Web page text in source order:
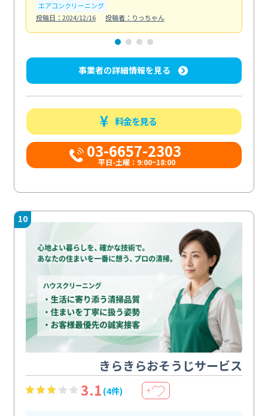
エアコンクリーニング
投稿日：2024/12/16
投稿者：りっちゃん
事業者の詳細情報を見る
料金を見る
03-6657-2303
平日-土曜：9:00~18:00
10
きらきらおそうじサービス
3.1 (4件) ＋